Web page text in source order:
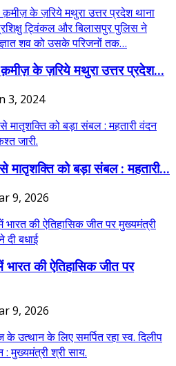
क़मीज़ के ज़रिये मथुरा उत्तर प्रदेश...
3, 2024
मातृशक्ति को बड़ा संबल : महतारी...
9, 2026
भारत की ऐतिहासिक जीत पर
9, 2026